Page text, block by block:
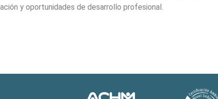
y oportunidades de desarrollo profesional.